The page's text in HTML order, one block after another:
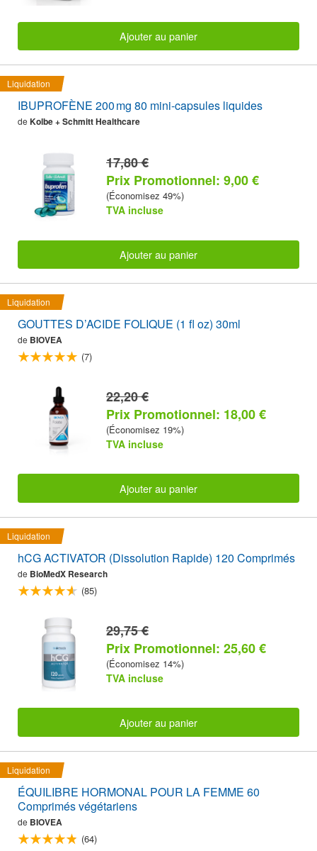
Ajouter au panier
Liquidation
IBUPROFÈNE 200 mg 80 mini-capsules liquides
de Kolbe + Schmitt Healthcare
17,80 €
Prix Promotionnel: 9,00 €
(Économisez 49%)
TVA incluse
Ajouter au panier
Liquidation
GOUTTES D’ACIDE FOLIQUE (1 fl oz) 30ml
de BIOVEA
(7)
22,20 €
Prix Promotionnel: 18,00 €
(Économisez 19%)
TVA incluse
Ajouter au panier
Liquidation
hCG ACTIVATOR (Dissolution Rapide) 120 Comprimés
de BioMedX Research
(85)
29,75 €
Prix Promotionnel: 25,60 €
(Économisez 14%)
TVA incluse
Ajouter au panier
Liquidation
ÉQUILIBRE HORMONAL POUR LA FEMME 60
Comprimés végétariens
de BIOVEA
(64)